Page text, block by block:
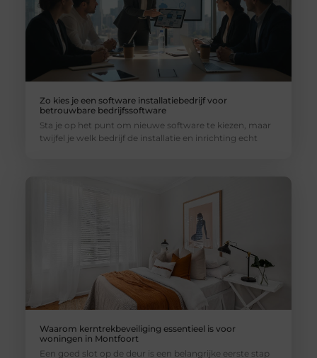
Zo kies je een software installatiebedrijf voor
betrouwbare bedrijfssoftware
Sta je op het punt om nieuwe software te kiezen, maar
twijfel je welk bedrijf de installatie en inrichting echt
Waarom kerntrekbeveiliging essentieel is voor
woningen in Montfoort
Een goed slot op de deur is een belangrijke eerste stap